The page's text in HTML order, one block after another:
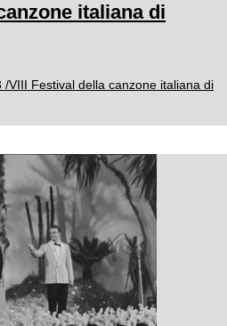
italiana di
VIII Festival della canzone italiana di